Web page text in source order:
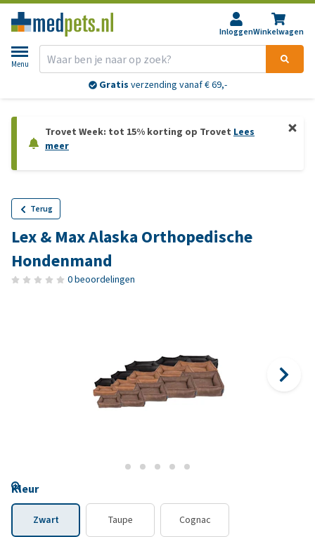
InloggenWinkelwagen
Menu
Gratis verzending vanaf € 69,-
Trovet Week: tot 15% korting op Trovet Lees
meer
Terug
Lex & Max Alaska Orthopedische
Hondenmand
0 beoordelingen
Kleur
Zwart Taupe Cognac